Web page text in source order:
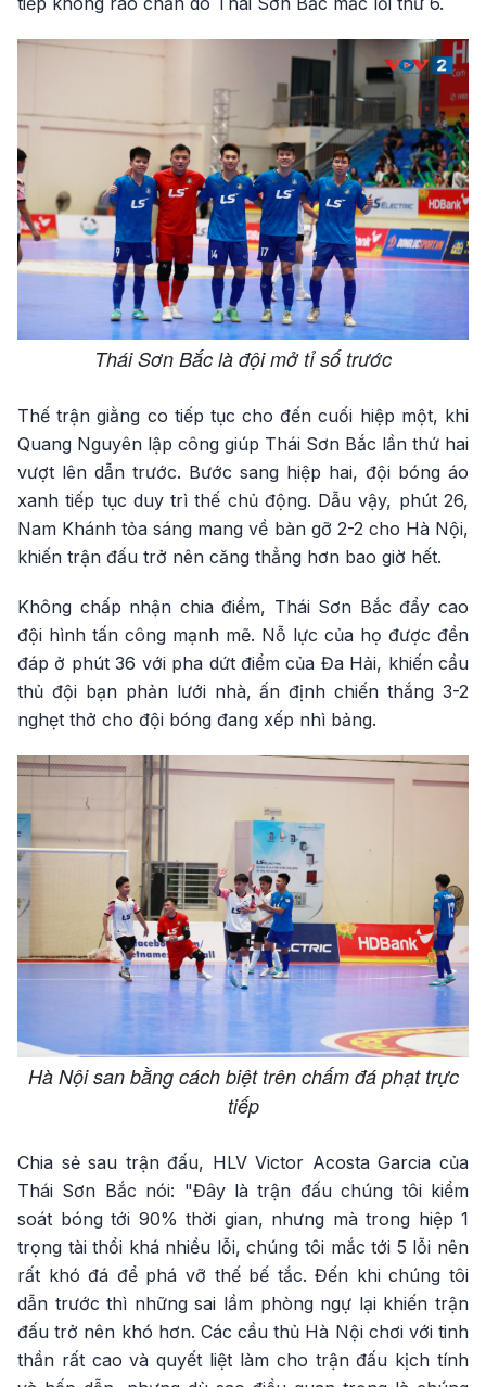
Thái Sơn Bắc là đội mở tỉ số trước
Thế trận giằng co tiếp tục cho đến cuối hiệp một, khi
Quang Nguyên lập công giúp Thái Sơn Bắc lần thứ hai
vượt lên dẫn trước. Bước sang hiệp hai, đội bóng áo
xanh tiếp tục duy trì thế chủ động. Dẫu vậy, phút 26,
Nam Khánh tỏa sáng mang về bàn gỡ 2-2 cho Hà Nội,
khiến trận đấu trở nên căng thẳng hơn bao giờ hết.
Không chấp nhận chia điểm, Thái Sơn Bắc đẩy cao
đội hình tấn công mạnh mẽ. Nỗ lực của họ được đền
đáp ở phút 36 với pha dứt điểm của Đa Hải, khiến cầu
thủ đội bạn phản lưới nhà, ấn định chiến thắng 3-2
nghẹt thở cho đội bóng đang xếp nhì bảng.
Hà Nội san bằng cách biệt trên chấm đá phạt trực
tiếp
Chia sẻ sau trận đấu, HLV Victor Acosta Garcia của
Thái Sơn Bắc nói: "Đây là trận đấu chúng tôi kiểm
soát bóng tới 90% thời gian, nhưng mà trong hiệp 1
trọng tài thổi khá nhiều lỗi, chúng tôi mắc tới 5 lỗi nên
rất khó đá để phá vỡ thế bế tắc. Đến khi chúng tôi
dẫn trước thì những sai lầm phòng ngự lại khiến trận
đấu trở nên khó hơn. Các cầu thủ Hà Nội chơi với tinh
thần rất cao và quyết liệt làm cho trận đấu kịch tính